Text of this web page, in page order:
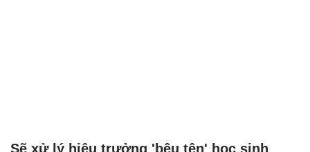
Sẽ xử lý hiệu trưởng 'bêu tên' học sinh